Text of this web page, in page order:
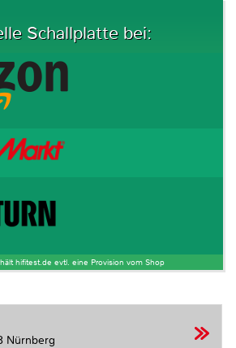
Schallplatte bei:
hifitest.de evtl. eine Provision vom Shop
Nürnberg